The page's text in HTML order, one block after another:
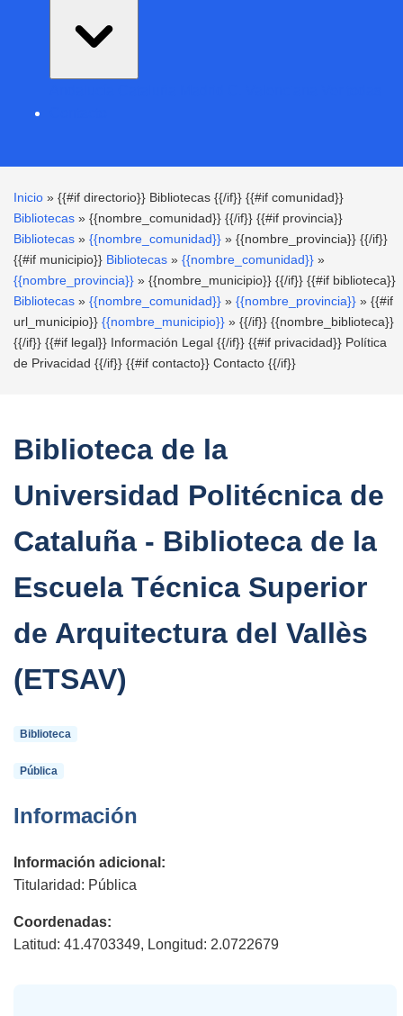
Inicio » {{#if directorio}} Bibliotecas {{/if}} {{#if comunidad}}
Bibliotecas » {{nombre_comunidad}} {{/if}} {{#if provincia}}
Bibliotecas » {{nombre_comunidad}} » {{nombre_provincia}} {{/if}}
{{#if municipio}} Bibliotecas » {{nombre_comunidad}} »
{{nombre_provincia}} » {{nombre_municipio}} {{/if}} {{#if biblioteca}}
Bibliotecas » {{nombre_comunidad}} » {{nombre_provincia}} » {{#if
url_municipio}} {{nombre_municipio}} » {{/if}} {{nombre_biblioteca}}
{{/if}} {{#if legal}} Información Legal {{/if}} {{#if privacidad}} Política
de Privacidad {{/if}} {{#if contacto}} Contacto {{/if}}
Biblioteca de la
Universidad Politécnica de
Cataluña - Biblioteca de la
Escuela Técnica Superior
de Arquitectura del Vallès
(ETSAV)
Biblioteca
Pública
Información
Información adicional:
Titularidad: Pública
Coordenadas:
Latitud: 41.4703349, Longitud: 2.0722679